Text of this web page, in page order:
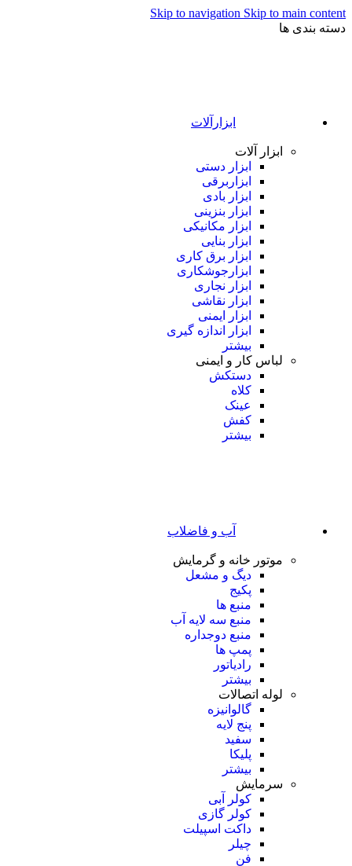
Skip to navigation Skip to main content
دسته بندی ها
ابزارآلات
ابزار آلات
ابزار دستی
ابزاربرقی
ابزار بادی
ابزار بنزینی
ابزار مکانیکی
ابزار بنایی
ابزار برق کاری
ابزارجوشکاری
ابزار نجاری
ابزار نقاشی
ابزار ایمنی
ابزار اندازه گیری
بیشتر
لباس کار و ایمنی
دستکش
کلاه
عینک
کفش
بیشتر
آب و فاضلاب
موتور خانه و گرمایش
دیگ و مشعل
پکیج
منبع ها
منبع سه لایه آب
منبع دوجداره
پمپ ها
رادیاتور
بیشتر
لوله اتصالات
گالوانیزه
پنج لایه
سفید
پلیکا
بیشتر
سرمایش
کولر آبی
کولر گازی
داکت اسپیلت
چیلر
فن